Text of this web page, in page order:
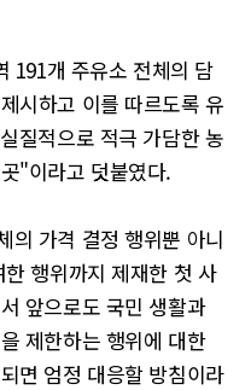
191개 주유소 전체의 담
시하고 이를 따르도록 유
질적으로 적극 가담한 농
"이라고 덧붙였다.
의 가격 결정 행위뿐 아니
행위까지 제재한 첫 사
앞으로도 국민 생활과
제한하는 행위에 대한
면 엄정 대응할 방침이라